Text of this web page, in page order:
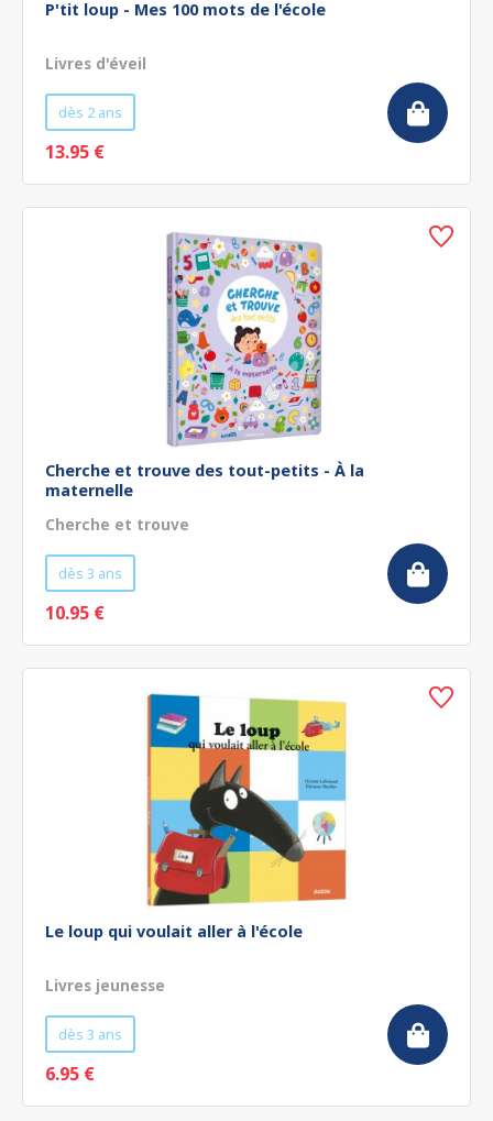
P'tit loup - Mes 100 mots de l'école
Livres d'éveil
dès 2 ans
13.95 €
Cherche et trouve des tout-petits - À la
maternelle
Cherche et trouve
dès 3 ans
10.95 €
Le loup qui voulait aller à l'école
Livres jeunesse
dès 3 ans
6.95 €